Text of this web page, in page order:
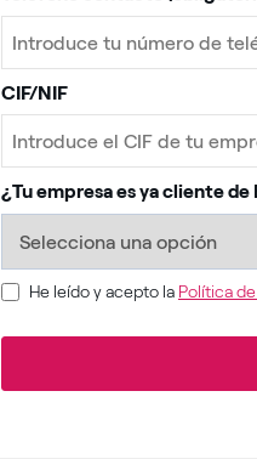
CIF/NIF
¿Tu empresa es ya cliente
He leído y acepto la Política